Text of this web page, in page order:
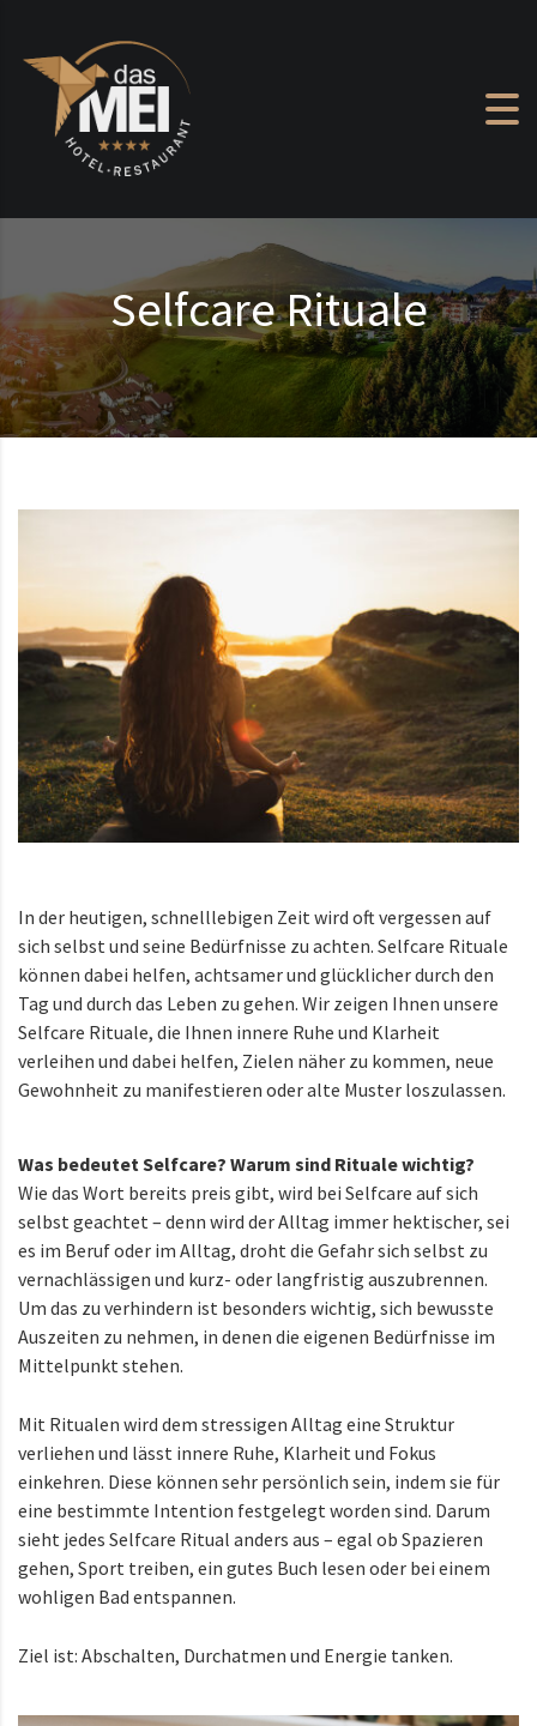
Selfcare Rituale
In der heutigen, schnelllebigen Zeit wird oft vergessen auf
sich selbst und seine Bedürfnisse zu achten. Selfcare Rituale
können dabei helfen, achtsamer und glücklicher durch den
Tag und durch das Leben zu gehen. Wir zeigen Ihnen unsere
Selfcare Rituale, die Ihnen innere Ruhe und Klarheit
verleihen und dabei helfen, Zielen näher zu kommen, neue
Gewohnheit zu manifestieren oder alte Muster loszulassen.
Was bedeutet Selfcare? Warum sind Rituale wichtig?
Wie das Wort bereits preis gibt, wird bei Selfcare auf sich
selbst geachtet – denn wird der Alltag immer hektischer, sei
es im Beruf oder im Alltag, droht die Gefahr sich selbst zu
vernachlässigen und kurz- oder langfristig auszubrennen.
Um das zu verhindern ist besonders wichtig, sich bewusste
Auszeiten zu nehmen, in denen die eigenen Bedürfnisse im
Mittelpunkt stehen.
Mit Ritualen wird dem stressigen Alltag eine Struktur
verliehen und lässt innere Ruhe, Klarheit und Fokus
einkehren. Diese können sehr persönlich sein, indem sie für
eine bestimmte Intention festgelegt worden sind. Darum
sieht jedes Selfcare Ritual anders aus – egal ob Spazieren
gehen, Sport treiben, ein gutes Buch lesen oder bei einem
wohligen Bad entspannen.
Ziel ist: Abschalten, Durchatmen und Energie tanken.